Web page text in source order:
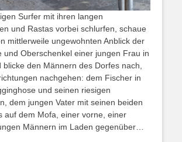
Surfer mit ihren langen
und Rastas vorbei schlurfen, schaue
mittlerweile ungewohnten Anblick der
und Oberschenkel einer jungen Frau in
blicke den Männern des Dorfes nach,
nachgehen: dem Fischer in
und seinen riesigen
dem jungen Vater mit seinen beiden
auf dem Mofa, einer vorne, einer
Männern im Laden gegenüber…